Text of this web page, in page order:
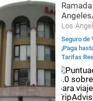
Los
Seguro de
¡Paga
Tarifas